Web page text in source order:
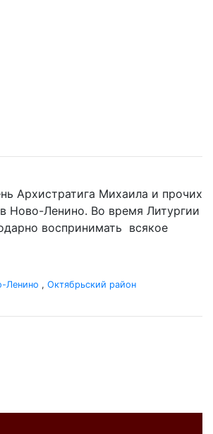
Архистратига Михаила и прочих
Ново-Ленино. Во время Литургии
воспринимать всякое
Ленино , Октябрьский район